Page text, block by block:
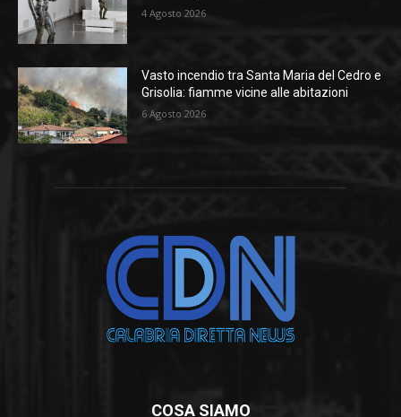
4 Agosto 2026
Vasto incendio tra Santa Maria del Cedro e
Grisolia: fiamme vicine alle abitazioni
6 Agosto 2026
COSA SIAMO